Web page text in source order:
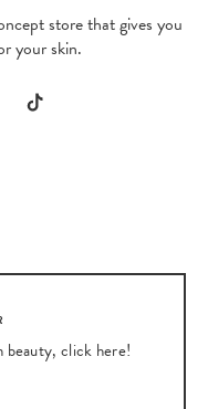
store that gives you
your skin.
beauty, click here!